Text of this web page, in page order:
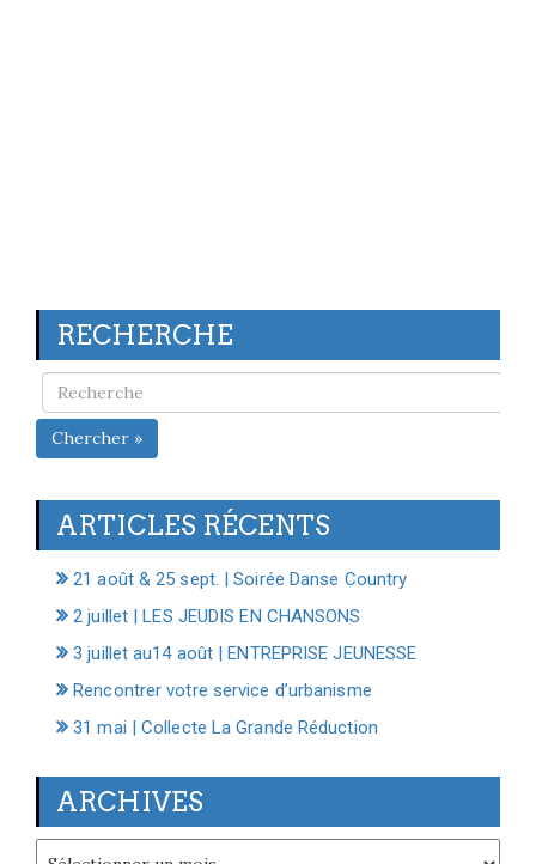
RECHERCHE
Chercher »
ARTICLES RÉCENTS
21 août & 25 sept. | Soirée Danse Country
2 juillet | LES JEUDIS EN CHANSONS
3 juillet au14 août | ENTREPRISE JEUNESSE
Rencontrer votre service d’urbanisme
31 mai | Collecte La Grande Réduction
ARCHIVES